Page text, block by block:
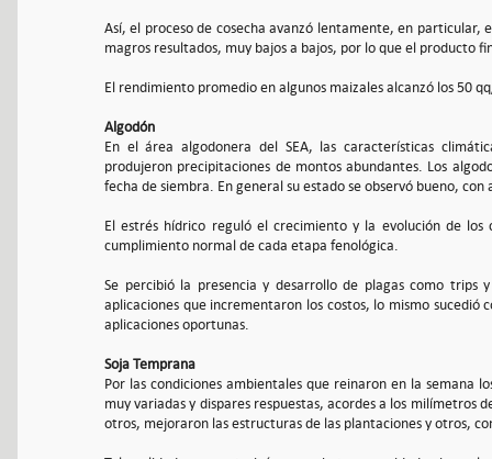
Así, el proceso de cosecha avanzó lentamente, en
magros resultados, muy bajos a bajos, por lo que el producto
El rendimiento promedio en algunos maizales alcanzó los 50
Algodón
En el área algodonera del SEA, las características
produjeron precipitaciones de montos abundantes. Los
fecha de siembra. En general su estado se observó bueno,
El estrés hídrico reguló el crecimiento y la evolución de
cumplimiento normal de cada etapa fenológica.
Se percibió la presencia y desarrollo de plagas como trips
aplicaciones que incrementaron los costos, lo mismo
aplicaciones oportunas.
Soja Temprana
Por las condiciones ambientales que reinaron en la semana
muy variadas y dispares respuestas, acordes a los milímetros
otros, mejoraron las estructuras de las plantaciones y otros,